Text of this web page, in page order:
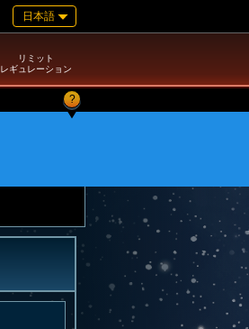
日本語
リミット
レギュレーション
?